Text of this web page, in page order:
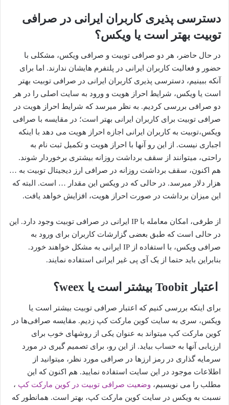
دسترسی پذیری کاربران ایرانی در صرافی
توبیت بهتر است یا ویکس؟
در حال حاضر، هر دو صرافی توبیت و صرافی ویکس، مشکلی با
حضور و فعالیت کاربران ایرانی در پلتفرم هایشان ندارند. اما برای
آنکه ببینیم، دسترسی پذیری کاربران ایرانی در صرافی توبیت بهتر
است یا ویکس، شرایط احراز هویت و ورود به سایت اصلی را در هر
دو صرافی بررسی کردیم. به نظر میرسد که شرایط احراز هویت در
صرافی توبیت برای کاربران ایرانی بهتر است؛ در مقایسه با صرافی
ویکس،توبیت به کاربران ایرانی اجازه احراز هویت می دهد با اینکه
اجباری نیست. از این رو آنها با احراز هویت و تکمیل ثبت نام به
راحتی، میتوانند از سقف برداشت روزانه بیشتری برخوردار شوند.
هم اکنون، سقف برداشت روزانه در صرافی ارز دیجیتال توبیت به …
هزار دلار میرسد. در حالی که در ویکس این مقدار … است. البته که
این میزان برداشت در صورت احراز هویت، افزایش خواهد یافت.
از طرفی، امکان معامله با IP ایرانی در صرافی توبیت وجود دارد. این
در حالی است که طبق بعضی گزارشات کاربران برای ورود به
صرافی ویکس، با استفاده از IP ایرانی به مشکل خواهند خورد.
بنابراین باید حتما از یک آی پی غیر ایرانی استفاده نمایند.
اعتبار Toobit بیشتر است یا weex؟
برای اینکه بررسی کنیم که اعتبار صرافی توبیت بیشتر است یا
ویکس، سری به سایت کوین مارکت کپ زدیم. مقایسه صرافی‌ها در
کوین مارکت کپ میتواند به عنوان یکی از روشهای خوب برای
ارزیابی آنها به حساب بیاید. از این رو، برای تصمیم گیری در مورد
سرمایه گذاری در رمز ارزها در صرافی مورد نظر، میتوانید از
اطلاعات موجود در این سایت استفاده نمایید. هم اکنون که این
مطلب را می نویسیم، وضعیت صرافی توبیت در کوین مارکت کپ ،
نسبت به ویکس در سایت کوین مارکت کپ، بهتر است. همانطور که